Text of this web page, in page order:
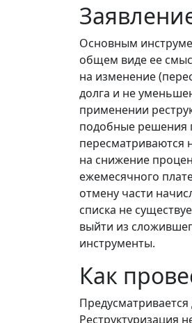
Основным
общем виде ее
на изменение
долга и не
применении
подобные решения
пересматриваются
на снижение
ежемесячного
отмену части
списка не
выйти из
инструменты.
Как
Реструктуризация